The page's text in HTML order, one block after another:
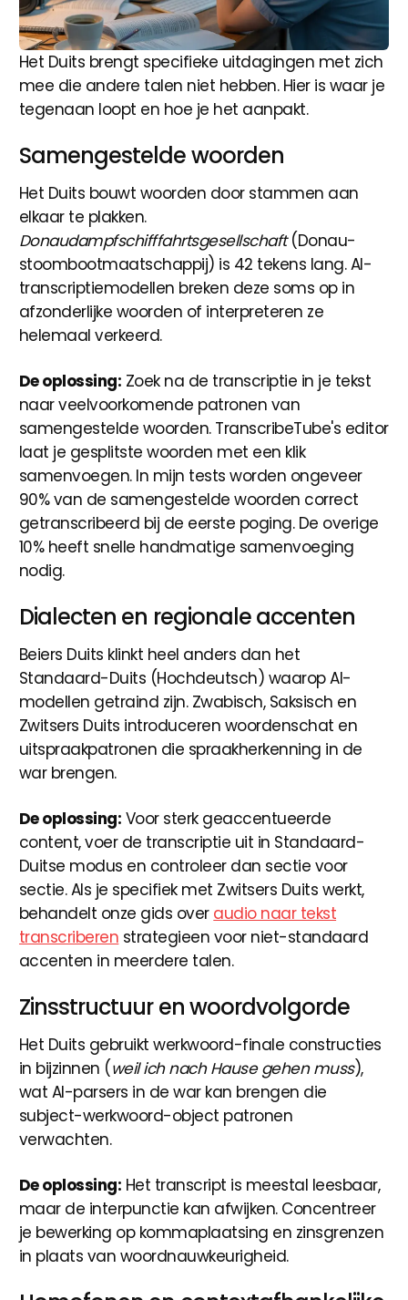
Het Duits brengt specifieke uitdagingen met zich
mee die andere talen niet hebben. Hier is waar je
tegenaan loopt en hoe je het aanpakt.
Samengestelde woorden
Het Duits bouwt woorden door stammen aan
elkaar te plakken.
Donaudampfschifffahrtsgesellschaft(Donau-
stoombootmaatschappij) is 42 tekens lang. AI-
transcriptiemodellen breken deze soms op in
afzonderlijke woorden of interpreteren ze
helemaal verkeerd.
De oplossing: Zoek na de transcriptie in je tekst
naar veelvoorkomende patronen van
samengestelde woorden. TranscribeTube's editor
laat je gesplitste woorden met een klik
samenvoegen. In mijn tests worden ongeveer
90% van de samengestelde woorden correct
getranscribeerd bij de eerste poging. De overige
10% heeft snelle handmatige samenvoeging
nodig.
Dialecten en regionale accenten
Beiers Duits klinkt heel anders dan het
Standaard-Duits (Hochdeutsch) waarop AI-
modellen getraind zijn. Zwabisch, Saksisch en
Zwitsers Duits introduceren woordenschat en
uitspraakpatronen die spraakherkenning in de
war brengen.
De oplossing: Voor sterk geaccentueerde
content, voer de transcriptie uit in Standaard-
Duitse modus en controleer dan sectie voor
sectie. Als je specifiek met Zwitsers Duits werkt,
behandelt onze gids over audio naar tekst
transcriberen strategieen voor niet-standaard
accenten in meerdere talen.
Zinsstructuur en woordvolgorde
Het Duits gebruikt werkwoord-finale constructies
in bijzinnen (weil ich nach Hause gehen muss),
wat AI-parsers in de war kan brengen die
subject-werkwoord-object patronen
verwachten.
De oplossing: Het transcript is meestal leesbaar,
maar de interpunctie kan afwijken. Concentreer
je bewerking op kommaplaatsing en zinsgrenzen
in plaats van woordnauwkeurigheid.